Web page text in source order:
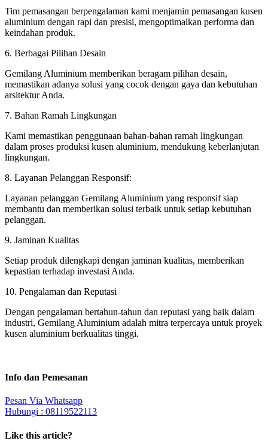
Tim pemasangan berpengalaman kami menjamin pemasangan kusen
aluminium dengan rapi dan presisi, mengoptimalkan performa dan
keindahan produk.
6. Berbagai Pilihan Desain
Gemilang Aluminium memberikan beragam pilihan desain,
memastikan adanya solusi yang cocok dengan gaya dan kebutuhan
arsitektur Anda.
7. Bahan Ramah Lingkungan
Kami memastikan penggunaan bahan-bahan ramah lingkungan
dalam proses produksi kusen aluminium, mendukung keberlanjutan
lingkungan.
8. Layanan Pelanggan Responsif:
Layanan pelanggan Gemilang Aluminium yang responsif siap
membantu dan memberikan solusi terbaik untuk setiap kebutuhan
pelanggan.
9. Jaminan Kualitas
Setiap produk dilengkapi dengan jaminan kualitas, memberikan
kepastian terhadap investasi Anda.
10. Pengalaman dan Reputasi
Dengan pengalaman bertahun-tahun dan reputasi yang baik dalam
industri, Gemilang Aluminium adalah mitra terpercaya untuk proyek
kusen aluminium berkualitas tinggi.
Info dan Pemesanan
Pesan Via Whatsapp
Hubungi : 08119522113
Like this article?